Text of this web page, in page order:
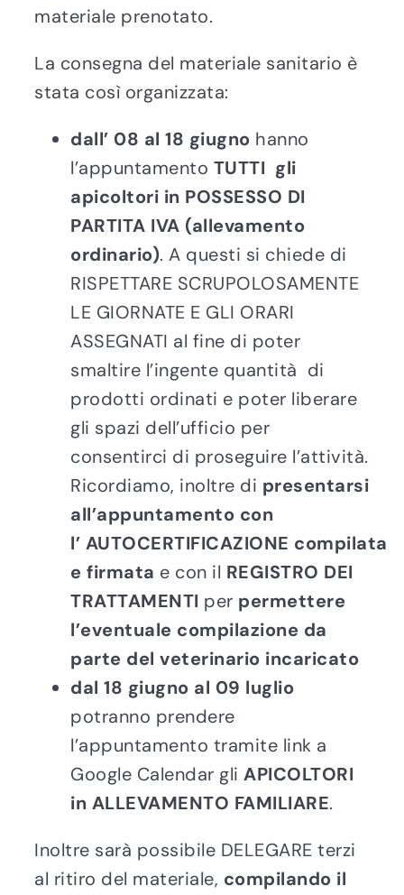
materiale prenotato.
La consegna del materiale sanitario è
stata così organizzata:
dall’ 08 al 18 giugno hanno
l’appuntamento TUTTI gli
apicoltori in POSSESSO DI
PARTITA IVA (allevamento
ordinario). A questi si chiede di
RISPETTARE SCRUPOLOSAMENTE
LE GIORNATE E GLI ORARI
ASSEGNATI al fine di poter
smaltire l’ingente quantità di
prodotti ordinati e poter liberare
gli spazi dell’ufficio per
consentirci di proseguire l’attività.
Ricordiamo, inoltre di presentarsi
all’appuntamento con
l’ AUTOCERTIFICAZIONE compilata
e firmata e con il REGISTRO DEI
TRATTAMENTI per permettere
l’eventuale compilazione da
parte del veterinario incaricato
dal 18 giugno al 09 luglio
potranno prendere
l’appuntamento tramite link a
Google Calendar gli APICOLTORI
in ALLEVAMENTO FAMILIARE.
Inoltre sarà possibile DELEGARE terzi
al ritiro del materiale, compilando il